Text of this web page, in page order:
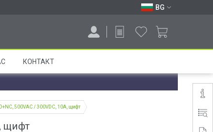
BG
КОНТАКТ
500VAC / 300VDC, 10A, щифт
щифт